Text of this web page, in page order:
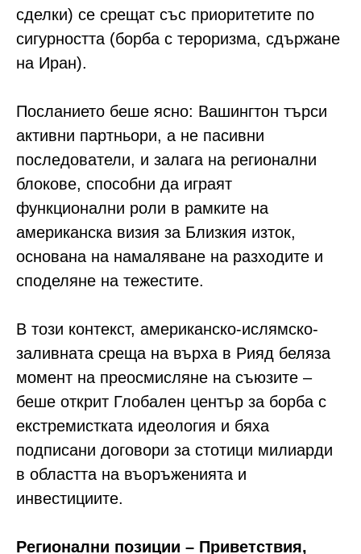
сделки) се срещат със приоритетите по
сигурността (борба с тероризма, сдържане
на Иран).
Посланието беше ясно: Вашингтон търси
активни партньори, а не пасивни
последователи, и залага на регионални
блокове, способни да играят
функционални роли в рамките на
американска визия за Близкия изток,
основана на намаляване на разходите и
споделяне на тежестите.
В този контекст, американско-ислямско-
заливната среща на върха в Рияд беляза
момент на преосмисляне на съюзите –
беше открит Глобален център за борба с
екстремистката идеология и бяха
подписани договори за стотици милиарди
в областта на въоръженията и
инвестициите.
Регионални позиции – Приветствия,